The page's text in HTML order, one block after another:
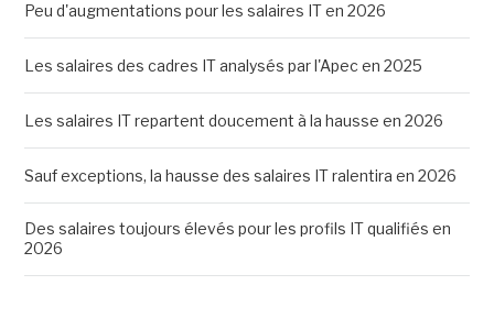
Peu d'augmentations pour les salaires IT en 2026
Les salaires des cadres IT analysés par l'Apec en 2025
Les salaires IT repartent doucement à la hausse en 2026
Sauf exceptions, la hausse des salaires IT ralentira en 2026
Des salaires toujours élevés pour les profils IT qualifiés en
2026